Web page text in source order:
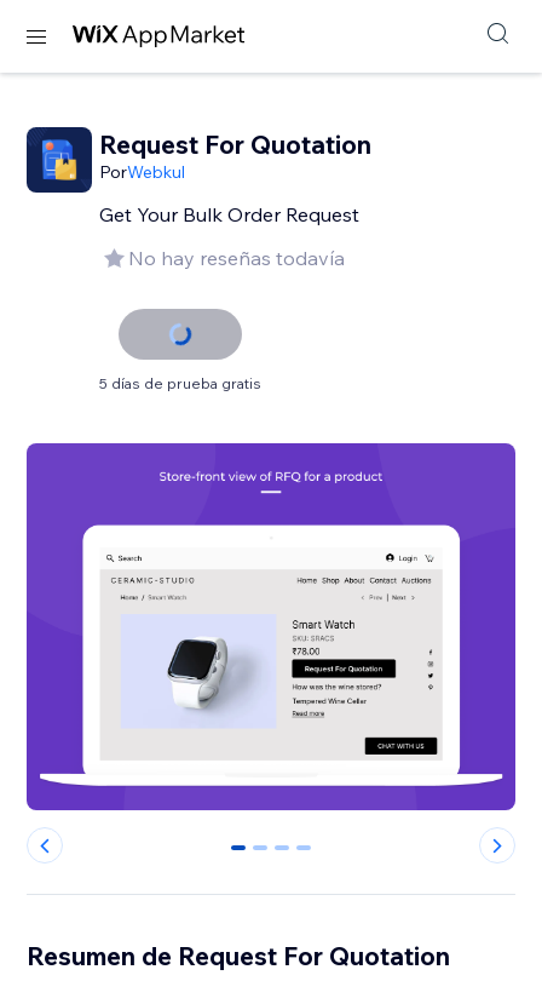
Request For Quotation
PorWebkul
Get Your Bulk Order Request
No hay reseñas todavía
5 días de prueba gratis
0 1 2 3
Resumen de Request For Quotation